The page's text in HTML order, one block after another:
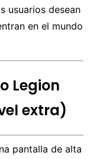
usuarios desean
en el mundo
Legion
extra)
pantalla de alta